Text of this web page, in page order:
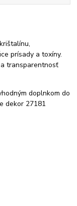
prísady a toxíny.
transparentnosť
doplnkom do
dekor 27181